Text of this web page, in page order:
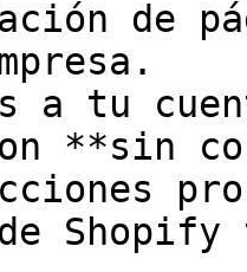
de
a tu
**sin
Shopify